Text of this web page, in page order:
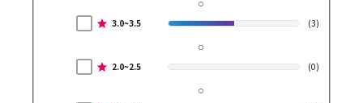
3.0~3.5 (3)
2.0~2.5 (0)